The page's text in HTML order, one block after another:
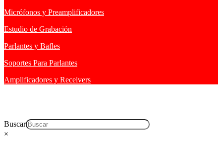
Micrófonos y Preamplificadores
Estudio de Grabación
Parlantes y Bafles
Soportes Para Parlantes
Amplificadores y Receivers
Buscar
×